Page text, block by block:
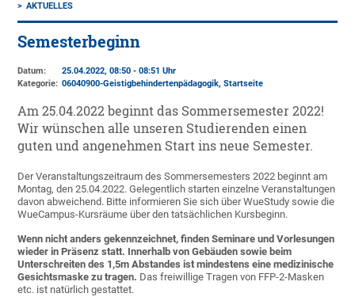
AKTUELLES
Semesterbeginn
Datum:
25.04.2022, 08:50 - 08:51 Uhr
Kategorie: 06040900-Geistigbehindertenpädagogik, Startseite
Am 25.04.2022 beginnt das Sommersemester 2022!
Wir wünschen alle unseren Studierenden einen
guten und angenehmen Start ins neue Semester.
Der Veranstaltungszeitraum des Sommersemesters 2022 beginnt am
Montag, den 25.04.2022. Gelegentlich starten einzelne Veranstaltungen
davon abweichend. Bitte informieren Sie sich über WueStudy sowie die
WueCampus-Kursräume über den tatsächlichen Kursbeginn.
Wenn nicht anders gekennzeichnet, finden Seminare und Vorlesungen
wieder in Präsenz statt. Innerhalb von Gebäuden sowie beim
Unterschreiten des 1,5m Abstandes ist mindestens eine medizinische
Gesichtsmaske zu tragen. Das freiwillige Tragen von FFP-2-Masken
etc. ist natürlich gestattet.